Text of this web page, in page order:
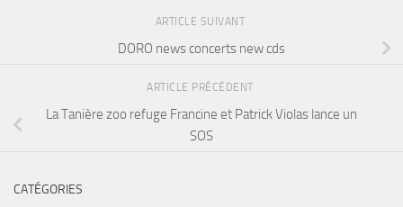
ARTICLE SUIVANT
DORO news concerts new cds
ARTICLE PRÉCÉDENT
La Tanière zoo refuge Francine et Patrick Violas lance un
SOS
CATÉGORIES